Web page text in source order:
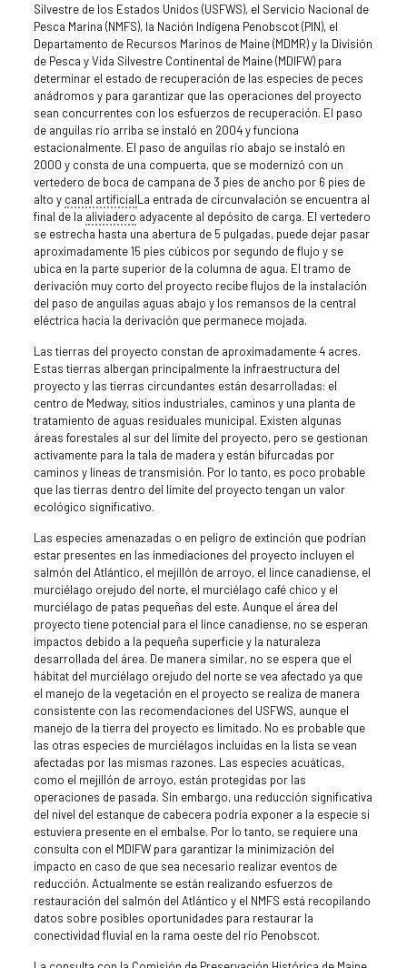
Silvestre de los Estados Unidos (USFWS), el Servicio Nacional de
Pesca Marina (NMFS), la Nación Indígena Penobscot (PIN), el
Departamento de Recursos Marinos de Maine (MDMR) y la División
de Pesca y Vida Silvestre Continental de Maine (MDIFW) para
determinar el estado de recuperación de las especies de peces
anádromos y para garantizar que las operaciones del proyecto
sean concurrentes con los esfuerzos de recuperación. El paso
de anguilas río arriba se instaló en 2004 y funciona
estacionalmente. El paso de anguilas río abajo se instaló en
2000 y consta de una compuerta, que se modernizó con un
vertedero de boca de campana de 3 pies de ancho por 6 pies de
alto y canal artificialLa entrada de circunvalación se encuentra al
final de la aliviadero adyacente al depósito de carga. El vertedero
se estrecha hasta una abertura de 5 pulgadas, puede dejar pasar
aproximadamente 15 pies cúbicos por segundo de flujo y se
ubica en la parte superior de la columna de agua. El tramo de
derivación muy corto del proyecto recibe flujos de la instalación
del paso de anguilas aguas abajo y los remansos de la central
eléctrica hacia la derivación que permanece mojada.
Las tierras del proyecto constan de aproximadamente 4 acres.
Estas tierras albergan principalmente la infraestructura del
proyecto y las tierras circundantes están desarrolladas: el
centro de Medway, sitios industriales, caminos y una planta de
tratamiento de aguas residuales municipal. Existen algunas
áreas forestales al sur del límite del proyecto, pero se gestionan
activamente para la tala de madera y están bifurcadas por
caminos y líneas de transmisión. Por lo tanto, es poco probable
que las tierras dentro del límite del proyecto tengan un valor
ecológico significativo.
Las especies amenazadas o en peligro de extinción que podrían
estar presentes en las inmediaciones del proyecto incluyen el
salmón del Atlántico, el mejillón de arroyo, el lince canadiense, el
murciélago orejudo del norte, el murciélago café chico y el
murciélago de patas pequeñas del este. Aunque el área del
proyecto tiene potencial para el lince canadiense, no se esperan
impactos debido a la pequeña superficie y la naturaleza
desarrollada del área. De manera similar, no se espera que el
hábitat del murciélago orejudo del norte se vea afectado ya que
el manejo de la vegetación en el proyecto se realiza de manera
consistente con las recomendaciones del USFWS, aunque el
manejo de la tierra del proyecto es limitado. No es probable que
las otras especies de murciélagos incluidas en la lista se vean
afectadas por las mismas razones. Las especies acuáticas,
como el mejillón de arroyo, están protegidas por las
operaciones de pasada. Sin embargo, una reducción significativa
del nivel del estanque de cabecera podría exponer a la especie si
estuviera presente en el embalse. Por lo tanto, se requiere una
consulta con el MDIFW para garantizar la minimización del
impacto en caso de que sea necesario realizar eventos de
reducción. Actualmente se están realizando esfuerzos de
restauración del salmón del Atlántico y el NMFS está recopilando
datos sobre posibles oportunidades para restaurar la
conectividad fluvial en la rama oeste del río Penobscot.